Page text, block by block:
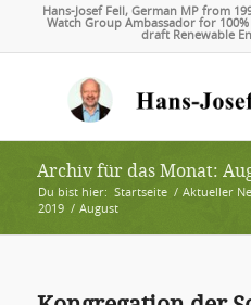
Hans-Josef Fell, German MP from
Watch Group Ambassador for
draft Renewable
Archiv für das Monat:
Du bist hier: Startseite / Aktueller
2019 / August